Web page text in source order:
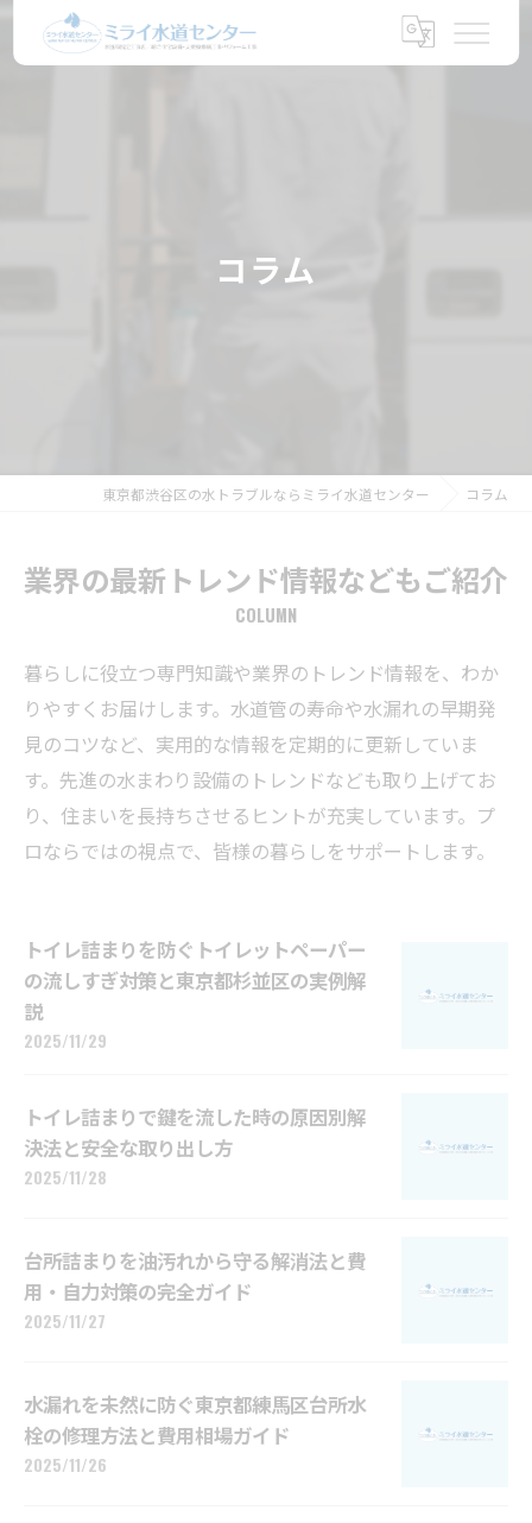
コラム
東京都渋谷区の水トラブルならミライ水道センター コラム
業界の最新トレンド情報などもご紹介
COLUMN
暮らしに役立つ専門知識や業界のトレンド情報を、わか
りやすくお届けします。水道管の寿命や水漏れの早期発
見のコツなど、実用的な情報を定期的に更新していま
す。先進の水まわり設備のトレンドなども取り上げてお
り、住まいを長持ちさせるヒントが充実しています。プ
ロならではの視点で、皆様の暮らしをサポートします。
トイレ詰まりを防ぐトイレットペーパー
の流しすぎ対策と東京都杉並区の実例解
説
2025/11/29
トイレ詰まりで鍵を流した時の原因別解
決法と安全な取り出し方
2025/11/28
台所詰まりを油汚れから守る解消法と費
用・自力対策の完全ガイド
2025/11/27
水漏れを未然に防ぐ東京都練馬区台所水
栓の修理方法と費用相場ガイド
2025/11/26